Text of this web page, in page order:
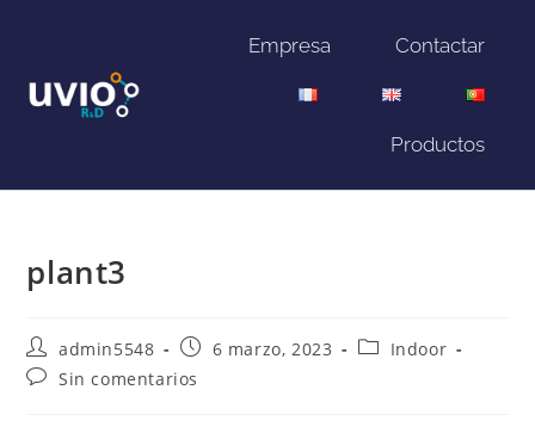
Empresa Contactar
Productos
plant3
admin5548 6 marzo, 2023
Indoor
Sin comentarios